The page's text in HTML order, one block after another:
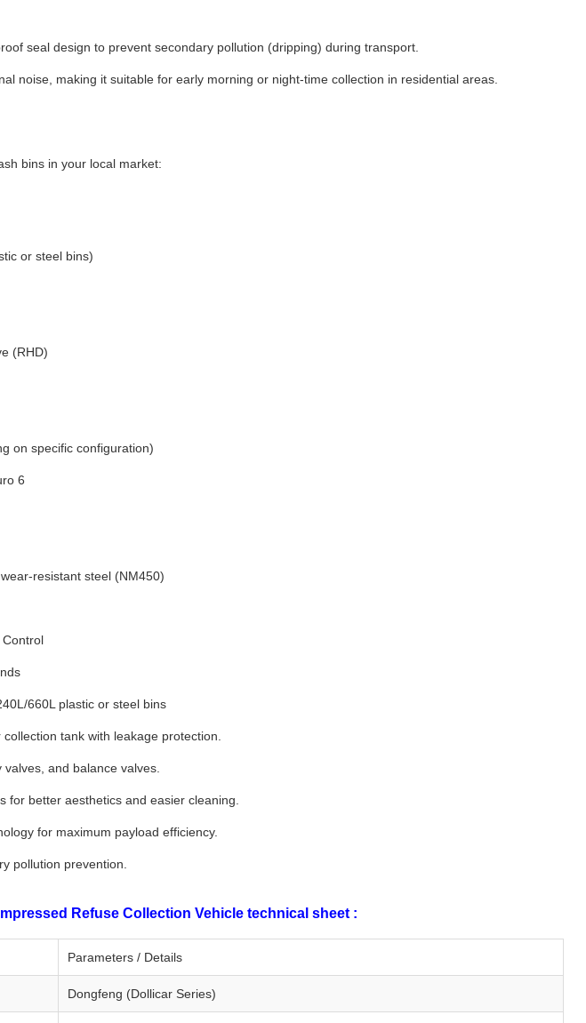
seal design to prevent secondary pollution (dripping) during transport.
noise, making it suitable for early morning or night-time collection in residential areas.
bins in your local market:
or steel bins)
(RHD)
on specific configuration)
6
resistant steel (NM450)
Control
660L plastic or steel bins
tank with leakage protection.
and balance valves.
for better aesthetics and easier cleaning.
for maximum payload efficiency.
pollution prevention.
Refuse Collection Vehicle technical sheet :
Parameters / Details
Dongfeng (Dollicar Series)